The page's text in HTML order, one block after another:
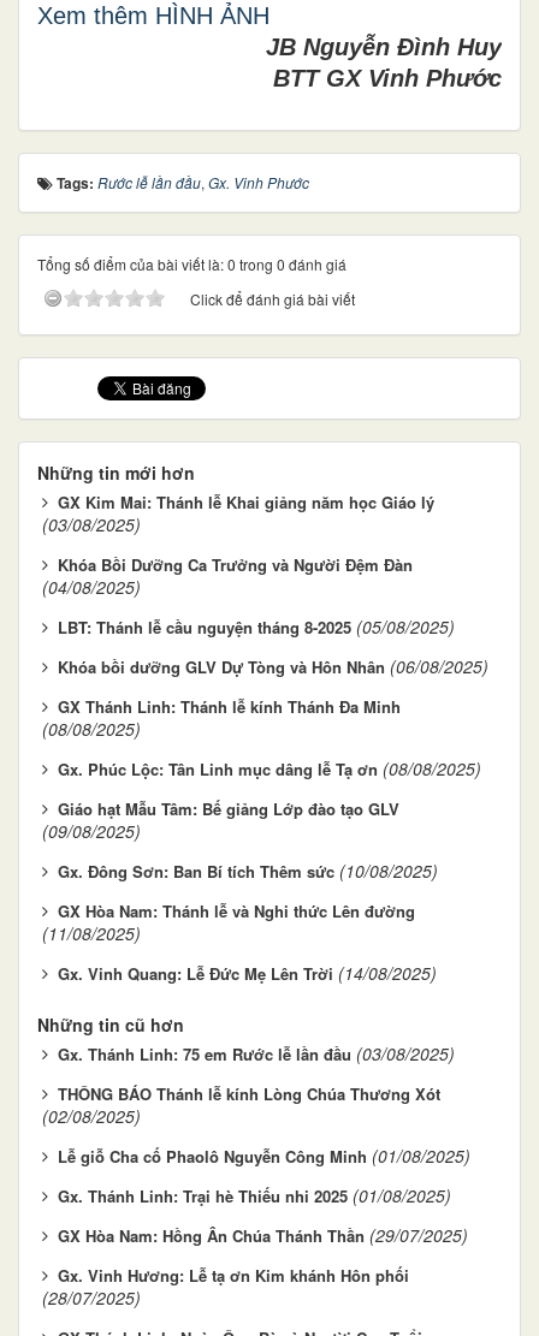
Xem thêm HÌNH ẢNH
JB Nguyễn Đình Huy
BTT GX Vinh Phước
Tags: Rước lễ lần đầu, Gx. Vinh Phước
Tổng số điểm của bài viết là: 0 trong 0 đánh giá
Click để đánh giá bài viết
Những tin mới hơn
GX Kim Mai: Thánh lễ Khai giảng năm học Giáo lý
(03/08/2025)
Khóa Bồi Dưỡng Ca Trưởng và Người Đệm Đàn
(04/08/2025)
LBT: Thánh lễ cầu nguyện tháng 8-2025 (05/08/2025)
Khóa bồi dưỡng GLV Dự Tòng và Hôn Nhân (06/08/2025)
GX Thánh Linh: Thánh lễ kính Thánh Đa Minh
(08/08/2025)
Gx. Phúc Lộc: Tân Linh mục dâng lễ Tạ ơn (08/08/2025)
Giáo hạt Mẫu Tâm: Bế giảng Lớp đào tạo GLV
(09/08/2025)
Gx. Đông Sơn: Ban Bí tích Thêm sức (10/08/2025)
GX Hòa Nam: Thánh lễ và Nghi thức Lên đường
(11/08/2025)
Gx. Vinh Quang: Lễ Đức Mẹ Lên Trời (14/08/2025)
Những tin cũ hơn
Gx. Thánh Linh: 75 em Rước lễ lần đầu (03/08/2025)
THÔNG BÁO Thánh lễ kính Lòng Chúa Thương Xót
(02/08/2025)
Lễ giỗ Cha cố Phaolô Nguyễn Công Minh (01/08/2025)
Gx. Thánh Linh: Trại hè Thiếu nhi 2025 (01/08/2025)
GX Hòa Nam: Hồng Ân Chúa Thánh Thần (29/07/2025)
Gx. Vinh Hương: Lễ tạ ơn Kim khánh Hôn phối
(28/07/2025)